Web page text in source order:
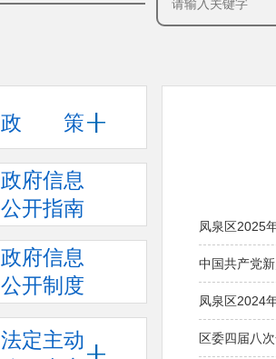
政 策
政府信息
公开指南
政府信息
公开制度
法定主动
凤泉区2025
中国共产党
凤泉区2024
区委四届八